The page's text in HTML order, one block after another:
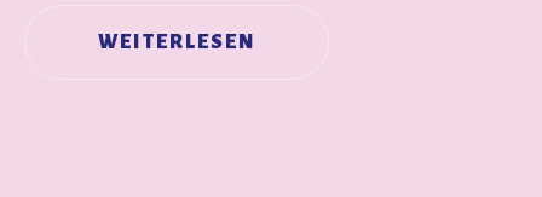
WEITERLESEN